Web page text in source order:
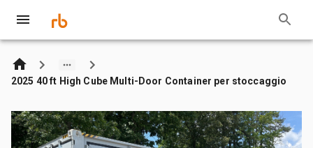
2025 40 ft High Cube Multi-Door Container per stoccaggio